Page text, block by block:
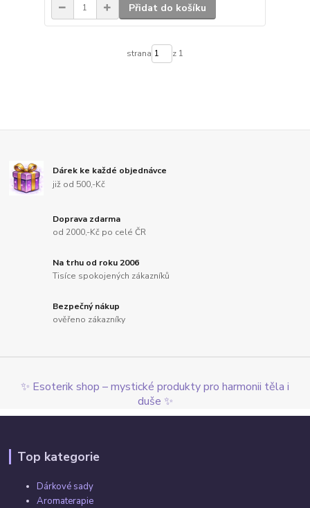
Přidat do košíku
strana z 1
Dárek ke každé objednávce
již od 500,-Kč
Doprava zdarma
od 2000,-Kč po celé ČR
Na trhu od roku 2006
Tisíce spokojených zákazníků
Bezpečný nákup
ověřeno zákazníky
✨ Esoterik shop – mystické produkty pro harmonii těla i
duše ✨
Top kategorie
Dárkové sady
Aromaterapie